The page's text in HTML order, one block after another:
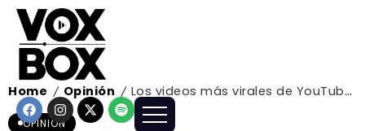
Home / Opinión / Los videos más virales de YouTube en 2016
OPINIÓN